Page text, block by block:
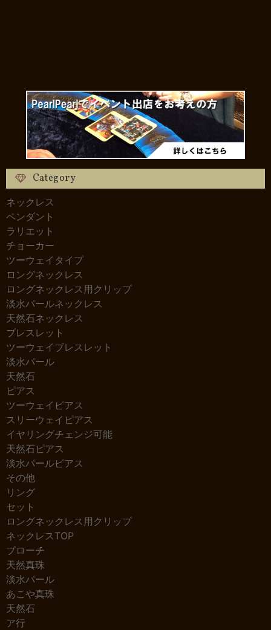
Category
ネックレス
ペンダント
ラリエット
チョーカー
ツーウェイタイプ
ロングネックレス
ロングネックレス用クリップ
淡水パールネックレス
天然石ネックレス
ブレスレット
ツーウェイブレスレット
淡水パール
天然石
ピアス
ツーウェイピアス
スリーウェイピアス
イヤリングチェンジ可能
天然石ピアス
淡水パールピアス
その他
リング
セット
ロングネックレス用クリップ
ネックレスTOP
ブローチ
天然真珠
淡水パール
あこや真珠
天然石
ア行